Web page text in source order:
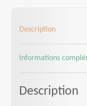
Description
Informations
Description